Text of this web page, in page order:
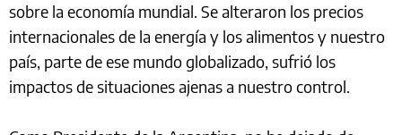
sobre la economía mundial. Se alteraron los precios
internacionales de la energía y los alimentos y nuestro
país, parte de ese mundo globalizado, sufrió los
impactos de situaciones ajenas a nuestro control.